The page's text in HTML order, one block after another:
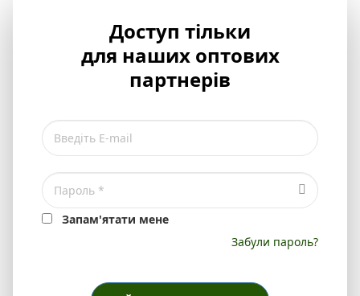
Доступ тільки
для наших оптових
партнерів
Запам'ятати мене
Забули пароль?